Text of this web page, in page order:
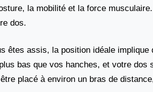
la mobilité et la force
dos.
êtes assis, la position idéale
bas que vos hanches, et votre
être placé à environ un bras de